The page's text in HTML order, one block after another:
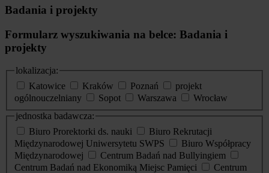
Badania i projekty
Formularz wyszukiwania na belce: Badania i
projekty
lokalizacja:
Katowice
Kraków Poznań
projekt
ogólnouczelniany
Sopot Warszawa
Wrocław
jednostka badawcza:
Biuro Prorektorki ds. nauki
Biuro Rekrutacji
Międzynarodowej Uniwersytetu SWPS
Biuro Współpracy
Międzynarodowej
Centrum Badań nad Bullyingiem
Centrum Badań nad Ekonomiką Miejsc Pamięci
Centrum